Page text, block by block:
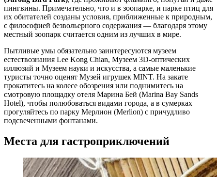
пингвины. Примечательно, что и в зоопарке, и парке птиц для
их обитателей созданы условия, приближенные к природным,
с философией безвольерного содержания — благодаря этому
местный зоопарк считается одним из лучших в мире.
Пытливые умы обязательно заинтересуются музеем
естествознания Lee Kong Chian, Музеем 3D-оптических
иллюзий и Музеем науки и искусства, а самые маленькие
туристы точно оценят Музей игрушек MINT. На закате
прокатитесь на колесе обозрения или поднимитесь на
смотровую площадку отеля Марина Бей (Marina Bay Sands
Hotel), чтобы полюбоваться видами города, а в сумерках
прогуляйтесь по парку Мерлион (Merlion) с причудливо
подсвеченными фонтанами.
Места для гастроприключений